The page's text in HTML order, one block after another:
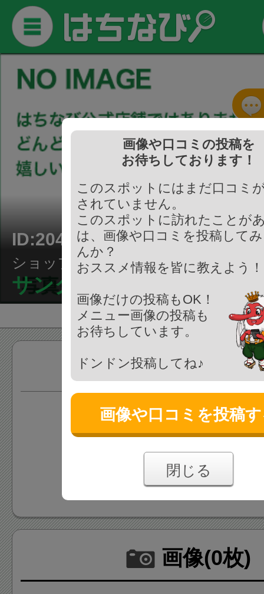
ID:204618
ショップ/コンビニ
サンクス八王子中町店
商品
情報がまだ登録されていま
情報を追加する
画像(0枚)
画像や口コミの投稿を
お待ちしております！
このスポットにはまだ口コミ
されていません。
このスポットに訪れたことが
は、画像や口コミを投稿して
んか？
おススメ情報を皆に教えよう
画像だけの投稿もOK！
メニュー画像の投稿も
お待ちしています。
ドンドン投稿してね♪
画像や口コミを投稿
閉じる